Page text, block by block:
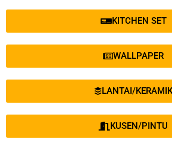
KITCHEN SET
WALLPAPER
LANTAI/KERAMIK
KUSEN/PINTU